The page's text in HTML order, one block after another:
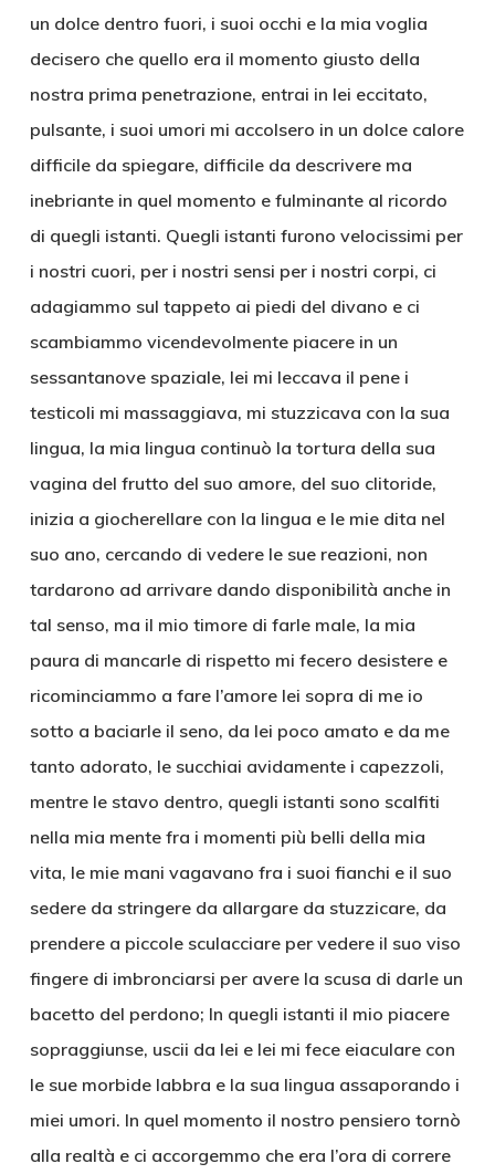
un dolce dentro fuori, i suoi occhi e la mia voglia
decisero che quello era il momento giusto della
nostra prima penetrazione, entrai in lei eccitato,
pulsante, i suoi umori mi accolsero in un dolce calore
difficile da spiegare, difficile da descrivere ma
inebriante in quel momento e fulminante al ricordo
di quegli istanti. Quegli istanti furono velocissimi per
i nostri cuori, per i nostri sensi per i nostri corpi, ci
adagiammo sul tappeto ai piedi del divano e ci
scambiammo vicendevolmente piacere in un
sessantanove spaziale, lei mi leccava il pene i
testicoli mi massaggiava, mi stuzzicava con la sua
lingua, la mia lingua continuò la tortura della sua
vagina del frutto del suo amore, del suo clitoride,
inizia a giocherellare con la lingua e le mie dita nel
suo ano, cercando di vedere le sue reazioni, non
tardarono ad arrivare dando disponibilità anche in
tal senso, ma il mio timore di farle male, la mia
paura di mancarle di rispetto mi fecero desistere e
ricominciammo a fare l’amore lei sopra di me io
sotto a baciarle il seno, da lei poco amato e da me
tanto adorato, le succhiai avidamente i capezzoli,
mentre le stavo dentro, quegli istanti sono scalfiti
nella mia mente fra i momenti più belli della mia
vita, le mie mani vagavano fra i suoi fianchi e il suo
sedere da stringere da allargare da stuzzicare, da
prendere a piccole sculacciare per vedere il suo viso
fingere di imbronciarsi per avere la scusa di darle un
bacetto del perdono; In quegli istanti il mio piacere
sopraggiunse, uscii da lei e lei mi fece eiaculare con
le sue morbide labbra e la sua lingua assaporando i
miei umori. In quel momento il nostro pensiero tornò
alla realtà e ci accorgemmo che era l’ora di correre